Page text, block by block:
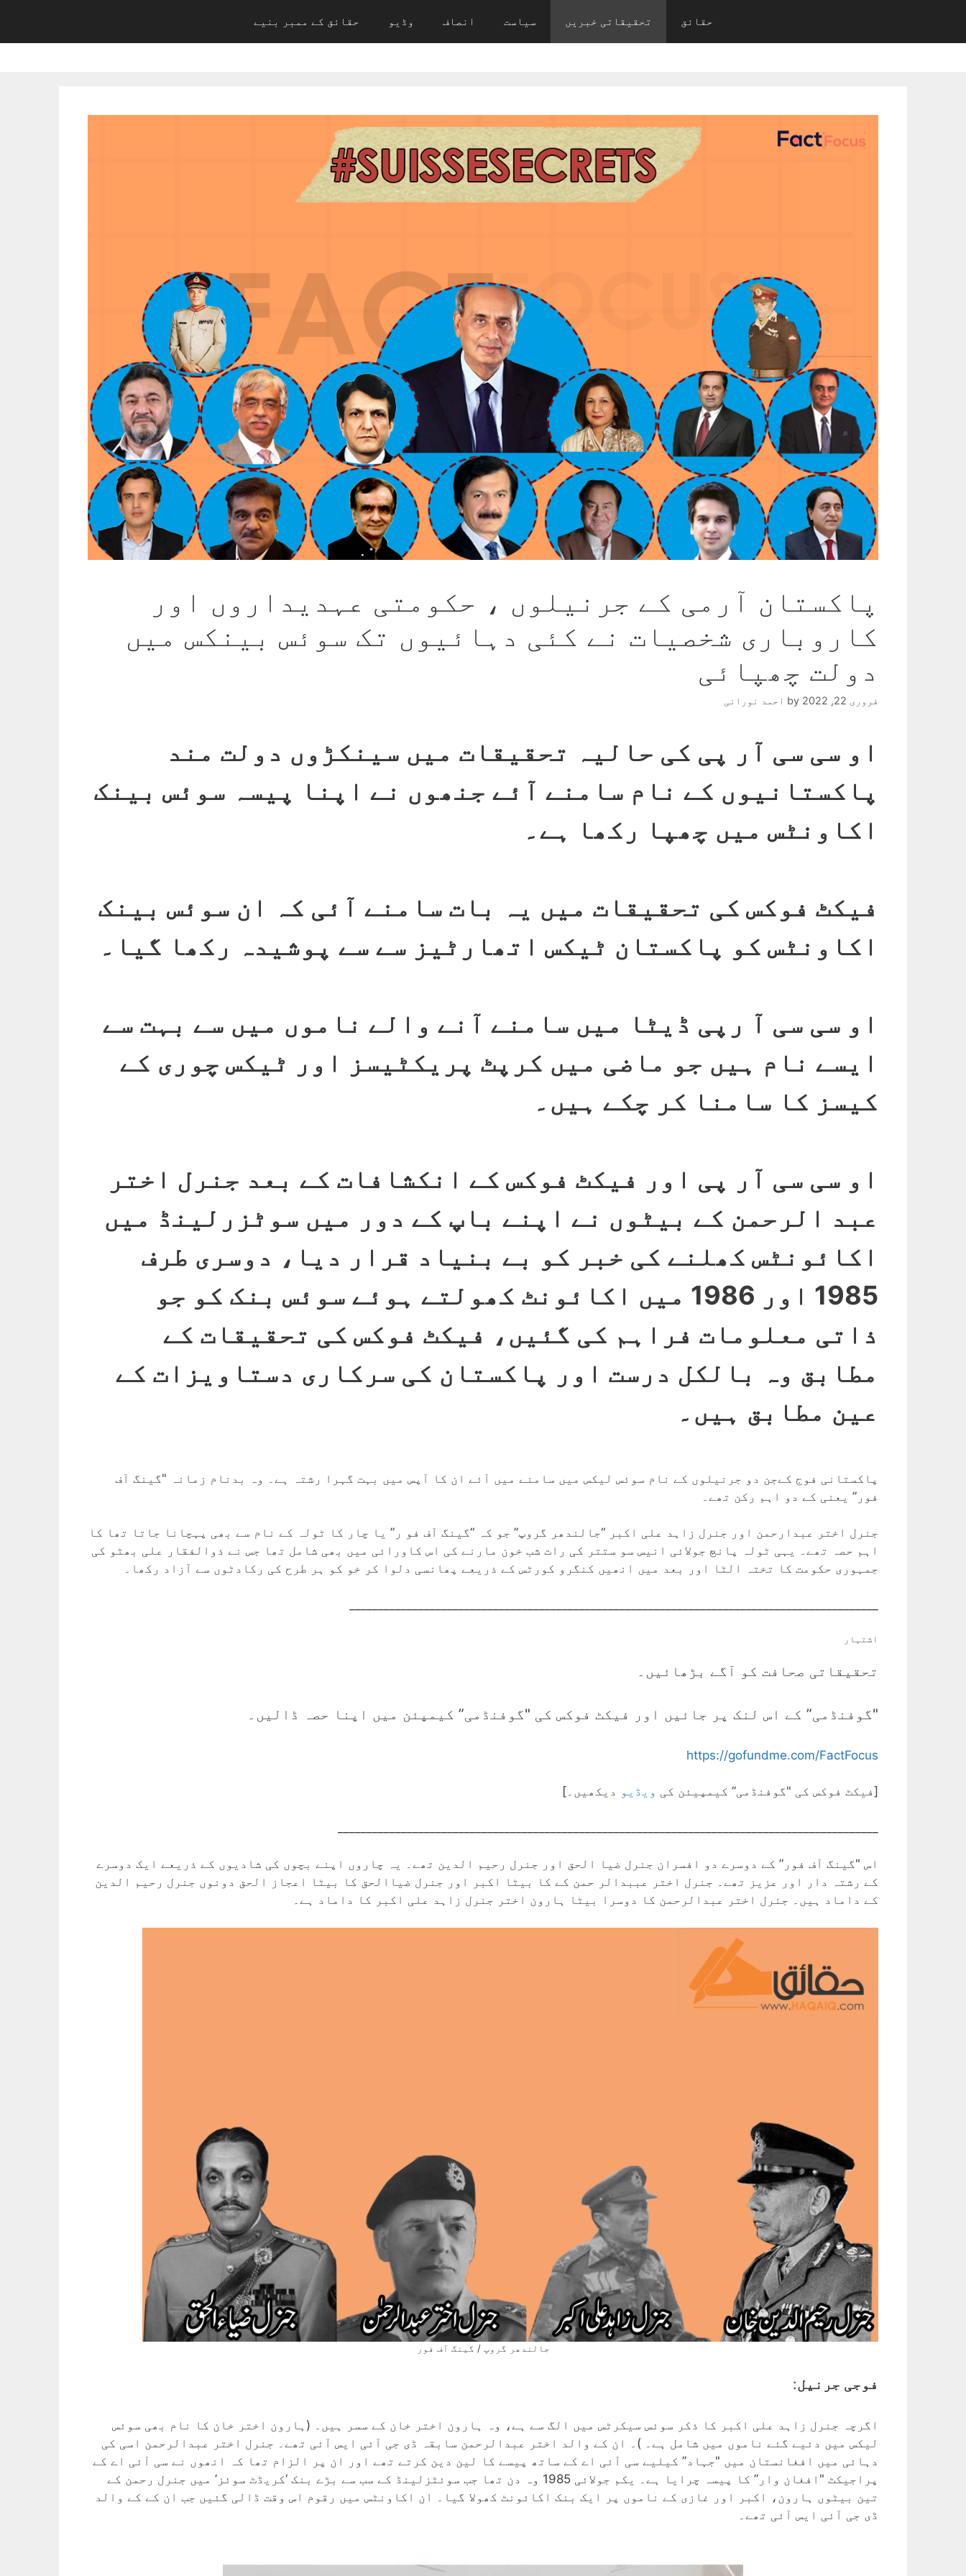
content
حقائق تحقیقاتی خبریں سیاست انصاف وڈیو حقائق کے ممبر بنیے
پاکستان آرمی کے جرنیلوں ، حکومتی عہدیداروں اور
کاروباری شخصیات نے کئی دہائیوں تک سوئس بینکس میں
دولت چھپائی
فروری 22, 2022 by احمد نورانی
او سی سی آر پی کی حالیہ تحقیقات میں سینکڑوں دولت مند
پاکستانیوں کے نام سامنے آئے جنھوں نے اپنا پیسہ سوئس بینک
اکاونٹس میں چھپا رکھا ہے۔
فیکٹ فوکس کی تحقیقات میں یہ بات سامنے آئی کہ ان سوئس بینک
اکاونٹس کو پاکستان ٹیکس اتھارٹیز سے سے پوشیدہ رکھا گیا۔
او سی سی آ رپی ڈیٹا میں سامنے آنے والے ناموں میں سے بہت سے
ایسے نام ہیں جو ماضی میں کرپٹ پریکٹیسز اور ٹیکس چوری کے
کیسز کا سامنا کر چکے ہیں۔
او سی سی آر پی اور فیکٹ فوکس کے انکشافات کے بعد جنرل اختر
عبد الرحمن کے بیٹوں نے اپنے باپ کے دور میں سوٹزرلینڈ میں
اکائونٹس کھلنے کی خبر کو بے بنیاد قرار دیا، دوسری طرف
1985 اور 1986 میں اکائونٹ کھولتے ہوئے سوئس بنک کو جو
ذاتی معلومات فراہم کی گئیں، فیکٹ فوکس کی تحقیقات کے
مطابق وہ بالکل درست اور پاکستان کی سرکاری دستاویزات کے
عین مطابق ہیں۔
پاکستانی فوج کےجن دو جرنیلوں کے نام سوئس لیکس میں سامنے میں آئے ان کا آپس میں بہت گہرا رشتہ ہے۔ وہ بدنام زمانہ "گینگ آف
فور” یعنی کے دو اہم رکن تھے۔
جنرل اختر عبدارحمن اور جنرل زاہد علی اکبر “جالندھر گروپ” جو کہ “گینگ آف فو ر” یا چار کا ٹولہ کے نام سے بھی پہچانا جاتا تھا کا
اہم حصہ تھے۔ یہی ٹولہ پانچ جولائی انیس سو ستتر کی رات شب خون مارنے کی اس کاورائی میں بھی شامل تھا جس نے ذوالفقار علی بھٹو کی
جمہوری حکومت کا تختہ الٹا اور بعد میں انھیں کنگرو کورٹس کے ذریعے پھانسی دلوا کر خو کو ہر طرح کی رکادٹوں سے آزاد رکھا۔
اشتہار
تحقیقاتی صحافت کو آگے بڑھائیں۔
"گوفنڈمی” کے اس لنک پر جائیں اور فیکٹ فوکس کی "گوفنڈمی” کیمپئن میں اپنا حصہ ڈالیں۔
https://gofundme.com/FactFocus
[فیکٹ فوکس کی "گوفنڈمی” کیمپیئن کی ویڈیو دیکھیں۔]
اس "گینگ آف فور” کے دوسرے دو افسران جنرل ضیا الحق اور جنرل رحیم الدین تھے۔ یہ چاروں اپنے بچوں کی شادیوں کے ذریعے ایک دوسرے
کے رشتہ دار اور عزیز تھے۔ جنرل اختر عببدالر حمن کے کا بیٹا اکبر اور جنرل ضیاالحق کا بیٹا اعجاز الحق دونوں جنرل رحیم الدین
کے داماد ہیں۔ جنرل اختر عبدالرحمن کا دوسرا بیٹا ہارون اختر جنرل زاہد علی اکبر کا داماد ہے۔
جالندھر گروپ / گینگ آف فور
فوجی جرنیل:
اگرچہ جنرل زاہد علی اکبر کا ذکر سوئس سیکرٹس میں الگ سے ہے، وہ ہارون اختر خان کے سسر ہیں۔ (ہارون اختر خان کا نام بھی سوئس
لیکس میں دئیے گئے ناموں میں شامل ہے۔ )۔ ان کے والد اختر عبدالرحمن سابقہ ڈی جی آئی ایس آئی تھے۔ جنرل اختر عبدالرحمن اسی کی
دہائی میں افغانستان میں "جہاد” کیلیے سی آئی اے کے ساتھ پیسے کا لین دین کرتے تھے اور ان پر الزام تھا کہ انھوں نے سی آئی اے کے
پراجیکٹ "افغان وار” کا پیسہ چرایا ہے۔ یکم جولائی 1985 وہ دن تھا جب سوئٹزلینڈ کے سب سے بڑے بنک ‘کریڈٹ سوئز’ میں جنرل رحمن کے
تین بیٹوں ہارون، اکبر اور غازی کے ناموں پر ایک بنک اکائونٹ کھولا گیا۔ ان اکاونٹس میں رقوم اس وقت ڈالی گئیں جب ان کے کے والد
ڈی جی آئی ایس آئی تھے۔